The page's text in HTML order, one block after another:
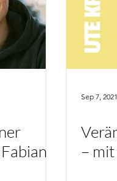
Sep 7, 2021
–